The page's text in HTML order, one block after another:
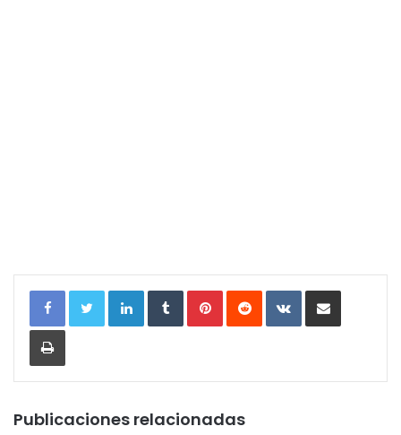
LinkedInTumblrPinterestReddit VKontakteCompartir por correo
Imprimir
Publicaciones relacionadas